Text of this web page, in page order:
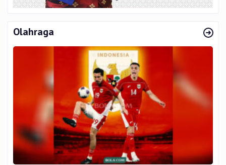
Olahraga